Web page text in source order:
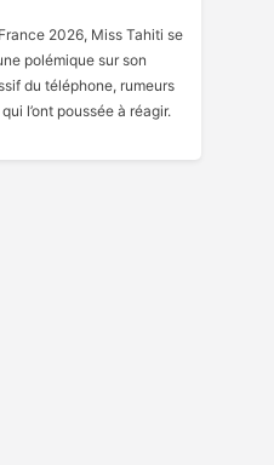
2026, Miss Tahiti se
polémique sur son
du téléphone, rumeurs
l’ont poussée à réagir.